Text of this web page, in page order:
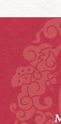
當您進入
時，並不
身分證字